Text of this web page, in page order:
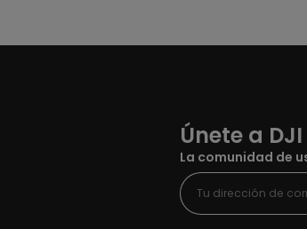
Únete a
La comunidad de